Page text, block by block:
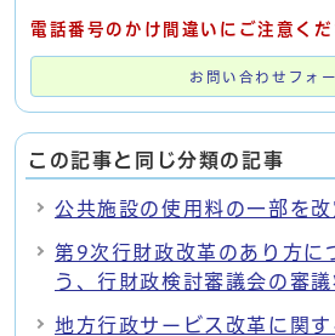
電話番号のかけ間違いにご注意くだ
お問い合わせフォ
この記事と同じ分類の記事
公共施設の使用料の一部を
第9次行財政改革のあり方に
う、行財政検討審議会の審
地方行政サービス改革に関